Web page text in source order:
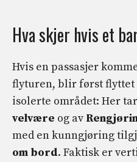
Hva skjer hvis et
Hvis en passasjer
flyturen, blir først flyttet
isolerte området: Her
velvære og av
med en kunngjøring
om bord. Faktisk er